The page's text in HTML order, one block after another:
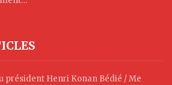
président Henri Konan Bédié / Me